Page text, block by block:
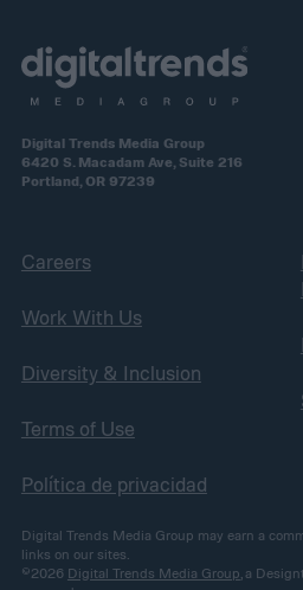
Digital Trends Media Group
6420 S. Macadam Ave, Suite 216
Portland, OR 97239
Careers
Work With Us
Diversity & Inclusion
Terms of Use
Política de privacidad
Digital Trends Media Group may earn a
links on our sites.
©2026 Digital Trends Media Group , a